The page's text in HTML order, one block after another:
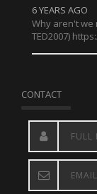
6 YEARS AGO
Why aren't we
TED2007)
CONTACT